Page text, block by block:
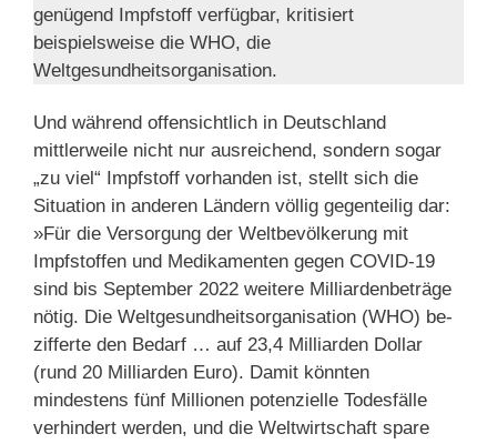
genügend Impfstoff verfügbar, kritisiert
beispielsweise die WHO, die
Weltgesundheitsorganisation.
Und während offensichtlich in Deutschland
mittlerweile nicht nur ausreichend, sondern sogar
„zu viel“ Impfstoff vorhanden ist, stellt sich die
Situation in anderen Ländern völlig gegenteilig dar:
»Für die Versorgung der Weltbevölkerung mit
Impfstoffen und Medikamenten gegen COVID-19
sind bis September 2022 weitere Milliardenbeträge
nötig. Die Weltgesundheitsorganisation (WHO) be­
zifferte den Bedarf … auf 23,4 Milliarden Dollar
(rund 20 Milliarden Euro). Damit könnten
mindestens fünf Millionen potenzielle Todesfälle
verhindert werden, und die Weltwirtschaft spare